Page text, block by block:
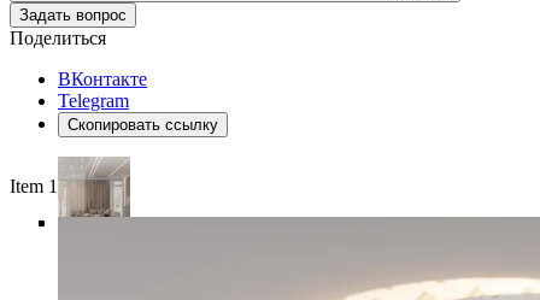
Задать вопрос
Поделиться
ВКонтакте
Telegram
Скопировать ссылку
Item 1 of 5